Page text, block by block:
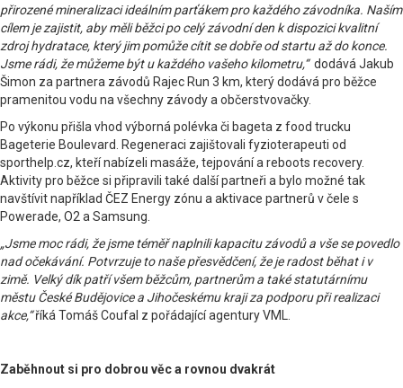
přirozené mineralizaci ideálním parťákem pro každého závodníka. Naším
cílem je zajistit, aby měli běžci po celý závodní den k dispozici kvalitní
zdroj hydratace, který jim pomůže cítit se dobře od startu až do konce.
Jsme rádi, že můžeme být u každého vašeho kilometru,“ dodává Jakub
Šimon za partnera závodů Rajec Run 3 km, který dodává pro běžce
pramenitou vodu na všechny závody a občerstvovačky.
Po výkonu přišla vhod výborná polévka či bageta z food trucku
Bageterie Boulevard. Regeneraci zajištovali fyzioterapeuti od
sporthelp.cz, kteří nabízeli masáže, tejpování a reboots recovery.
Aktivity pro běžce si připravili také další partneři a bylo možné tak
navštívit například ČEZ Energy zónu a aktivace partnerů v čele s
Powerade, O2 a Samsung.
„Jsme moc rádi, že jsme téměř naplnili kapacitu závodů a vše se povedlo
nad očekávání. Potvrzuje to naše přesvědčení, že je radost běhat i v
zimě. Velký dík patří všem běžcům, partnerům a také statutárnímu
městu České Budějovice a Jihočeskému kraji za podporu při realizaci
akce,“říká Tomáš Coufal z pořádající agentury VML.
Zaběhnout si pro dobrou věc a rovnou dvakrát